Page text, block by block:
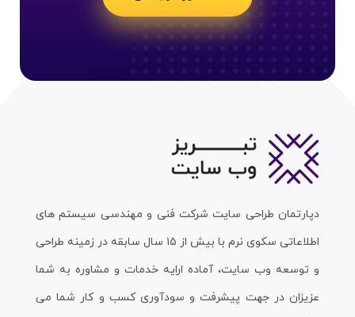
دپارتمان طراحی سایت شرکت فنی و مهندسی سیستم های
اطلاعاتی سکوی نرم با بیش از ۱۵ سال سابقه در زمینه طراحی
و توسعه وب سایت، آماده ارایه خدمات و مشاوره به شما
عزیزان در جهت پیشرفت و سودآوری کسب و کار شما می